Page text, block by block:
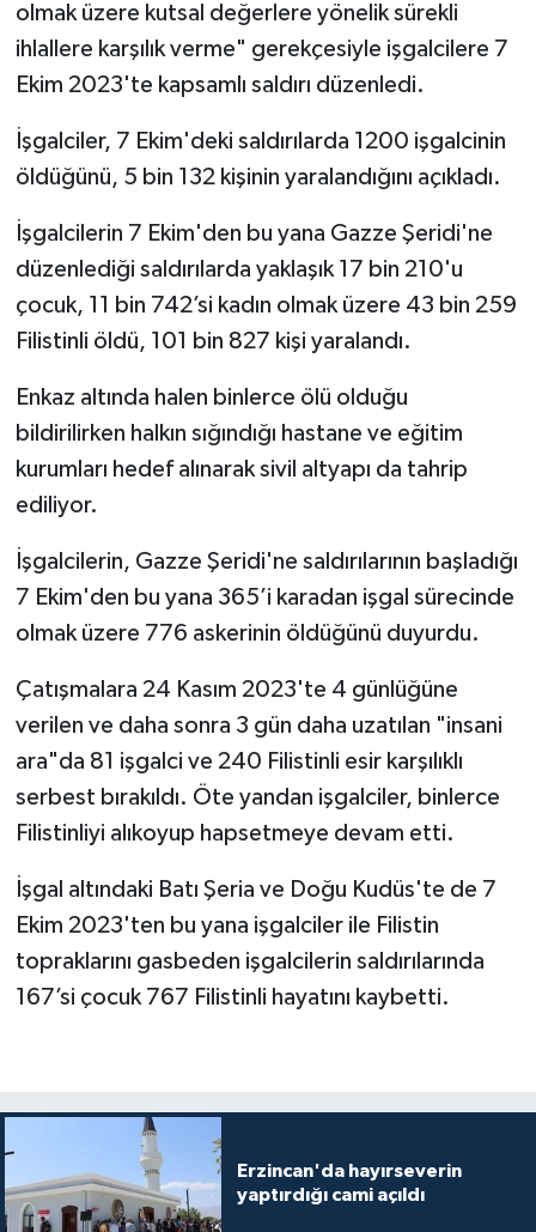
olmak üzere kutsal değerlere yönelik sürekli
ihlallere karşılık verme" gerekçesiyle işgalcilere 7
Ekim 2023'te kapsamlı saldırı düzenledi.
İşgalciler, 7 Ekim'deki saldırılarda 1200 işgalcinin
öldüğünü, 5 bin 132 kişinin yaralandığını açıkladı.
İşgalcilerin 7 Ekim'den bu yana Gazze Şeridi'ne
düzenlediği saldırılarda yaklaşık 17 bin 210'u
çocuk, 11 bin 742’si kadın olmak üzere 43 bin 259
Filistinli öldü, 101 bin 827 kişi yaralandı.
Enkaz altında halen binlerce ölü olduğu
bildirilirken halkın sığındığı hastane ve eğitim
kurumları hedef alınarak sivil altyapı da tahrip
ediliyor.
İşgalcilerin, Gazze Şeridi'ne saldırılarının başladığı
7 Ekim'den bu yana 365’i karadan işgal sürecinde
olmak üzere 776 askerinin öldüğünü duyurdu.
Çatışmalara 24 Kasım 2023'te 4 günlüğüne
verilen ve daha sonra 3 gün daha uzatılan "insani
ara"da 81 işgalci ve 240 Filistinli esir karşılıklı
serbest bırakıldı. Öte yandan işgalciler, binlerce
Filistinliyi alıkoyup hapsetmeye devam etti.
İşgal altındaki Batı Şeria ve Doğu Kudüs'te de 7
Ekim 2023'ten bu yana işgalciler ile Filistin
topraklarını gasbeden işgalcilerin saldırılarında
167’si çocuk 767 Filistinli hayatını kaybetti.
Erzincan'da hayırseverin
yaptırdığı cami açıldı